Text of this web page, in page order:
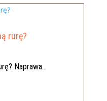
rurę?
Naprawa...